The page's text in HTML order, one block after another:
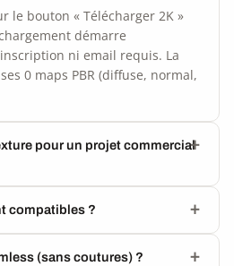
le bouton « Télécharger 2K »
démarre
ni email requis. La
0 maps PBR (diffuse, normal,
pour un projet commercial
compatibles ?
(sans coutures) ?